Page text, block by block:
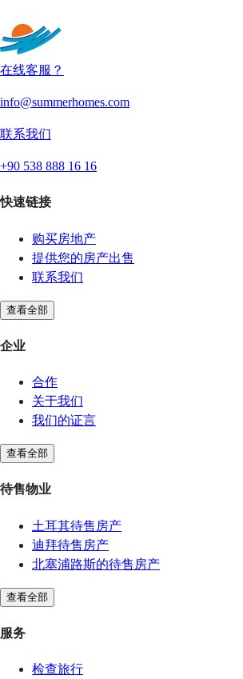
在线客服？
info@summerhomes.com
联系我们
+90 538 888 16 16
快速链接
购买房地产
提供您的房产出售
联系我们
查看全部
企业
合作
关于我们
我们的证言
查看全部
待售物业
土耳其待售房产
迪拜待售房产
北塞浦路斯的待售房产
查看全部
服务
检查旅行